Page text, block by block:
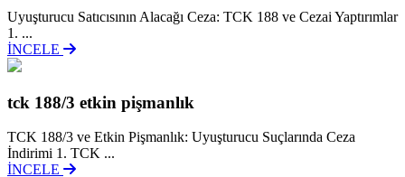
Uyuşturucu Satıcısının Alacağı Ceza: TCK 188 ve Cezai Yaptırımlar
1. ...
İNCELE
tck 188/3 etkin pişmanlık
TCK 188/3 ve Etkin Pişmanlık: Uyuşturucu Suçlarında Ceza
İndirimi 1. TCK ...
İNCELE